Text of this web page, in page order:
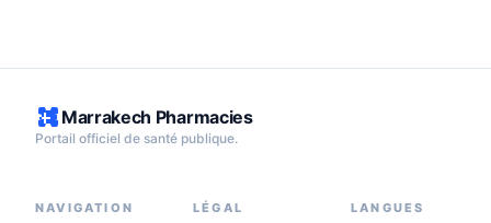
Marrakech Pharmacies
Portail officiel de santé publique.
NAVIGATION LÉGAL LANGUES